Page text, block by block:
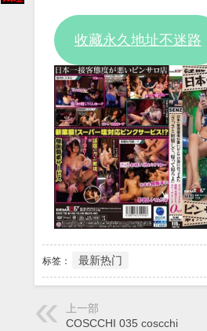
收藏永久地址不迷路
标签： 最新热门
上一部
COSCCHI 035 coscchi